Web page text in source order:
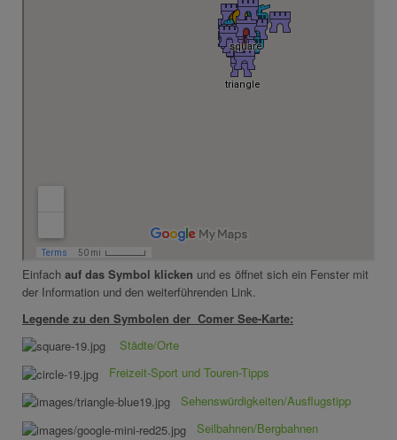
Einfach auf das Symbol klicken und es öffnet sich ein Fenster mit
der Information und den weiterführenden Link.
Legende zu den Symbolen der Comer See-Karte:
Städte/Orte
Freizeit-Sport und Touren-Tipps
Sehenswürdigkeiten/Ausflugstipp
Seilbahnen/Bergbahnen